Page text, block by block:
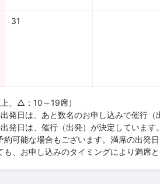
31
、△：10～19席）
発日は、あと数名のお申し込みで催行（
発日は、催行（出発）が決定しています。
可能な場合もございます。満席の出発
、お申し込みのタイミングにより満席